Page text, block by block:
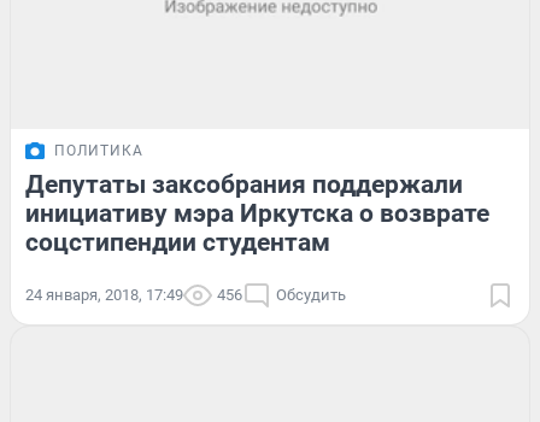
ПОЛИТИКА
Депутаты заксобрания поддержали
инициативу мэра Иркутска о возврате
соцстипендии студентам
24 января, 2018, 17:49 456 Обсудить